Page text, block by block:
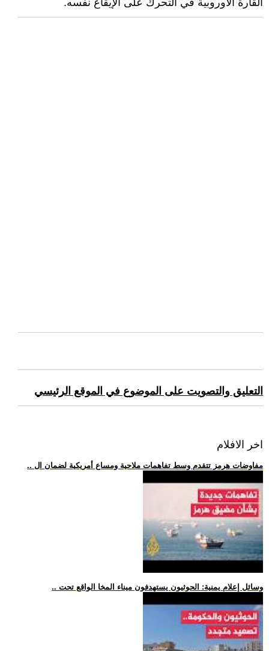
القارة الأوروبية في التحرك على الإيقاع نفسه.
التعليق والتصويت على الموضوع في الموقع الرئيسي
اخر الافلام
.. مفاوضات هرمز تتقدم وسط تفاهمات ملاحية ومساع أمريكية لضمان ال
.. وسائل إعلام يمنية: الحوثيون يستهدفون ميناء المخا الواقع تحت